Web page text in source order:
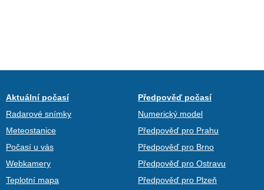
Aktuální počasí
Radarové snímky
Meteostanice
Počasí u vás
Webkamery
Teplotní mapa
Předpověď počasí
Numerický model
Předpověď pro Prahu
Předpověď pro Brno
Předpověď pro Ostravu
Předpověď pro Plzeň